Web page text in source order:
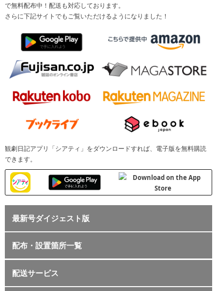
で無料配布中！配送も対応しております。
さらに下記サイトでもご覧いただけるようになりました！
観劇日記アプリ「シアティ」をダウンロードすれば、電子版を無料購読
できます。
最新号ダイジェスト版
配布・設置箇所一覧
配送サービス